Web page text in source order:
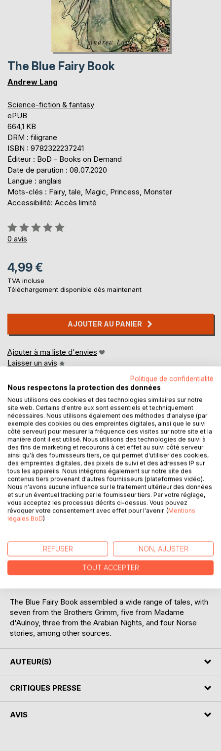
The Blue Fairy Book
Andrew Lang
Science-fiction & fantasy
ePUB
664,1 KB
DRM : filigrane
ISBN : 9782322237241
Éditeur : BoD - Books on Demand
Date de parution : 08.07.2020
Langue : anglais
Mots-clés : Fairy, tale, Magic, Princess, Monster
Accessibilité: Accès limité
Évaluation:
0%
0 avis
4,99 €
TVA incluse
Téléchargement disponible dès maintenant
AJOUTER AU PANIER
Ajouter à ma liste d'envies
Laisser un avis
DESCRIPTION
Andrew Lang's Fairy Books or Andrew Lang's "Coloured"
Fairy Books constitute a twelve-book series of fairy tale
collections. Although Andrew Lang did not collect the
stories himself from the oral tradition, the extent of his
sources, who had collected them originally (with the
notable exception of Madame d'Aulnoy), made them an
foreign-language sources, giving many of these tales their
first appearance in English. As acknowledged in the
prefaces, although Lang himself made most of the
selections, his wife and other translators did a large portion
The Blue Fairy Book assembled a wide range of tales, with
seven from the Brothers Grimm, five from Madame
d'Aulnoy, three from the Arabian Nights, and four Norse
stories, among other sources.
AUTEUR(S)
CRITIQUES PRESSE
AVIS
Politique de confidentialité
Nous respectons la protection des données
Nous utilisons des cookies et des technologies similaires sur notre
site web. Certains d'entre eux sont essentiels et techniquement
nécessaires. Nous utilisons également des méthodes d'analyse (par
exemple des cookies ou des empreintes digitales, ainsi que le suivi
côté serveur) pour mesurer la fréquence des visites sur notre site et la
manière dont il est utilisé. Nous utilisons des technologies de suivi à
des fins de marketing et recourons à cet effet au suivi côté serveur
ainsi qu'à des fournisseurs tiers, ce qui permet d'utiliser des cookies,
des empreintes digitales, des pixels de suivi et des adresses IP sur
tous les appareils. Nous intégrons également sur notre site des
contenus tiers provenant d'autres fournisseurs (plateformes vidéo).
Nous n'avons aucune influence sur le traitement ultérieur des données
et sur un éventuel tracking par le fournisseur tiers. Par votre réglage,
vous acceptez les processus décrits ci-dessus. Vous pouvez
révoquer votre consentement avec effet pour l'avenir. (Mentions
légales BoD)
REFUSER NON, AJUSTER
TOUT ACCEPTER